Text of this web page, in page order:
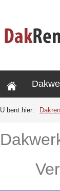
U bent hier: